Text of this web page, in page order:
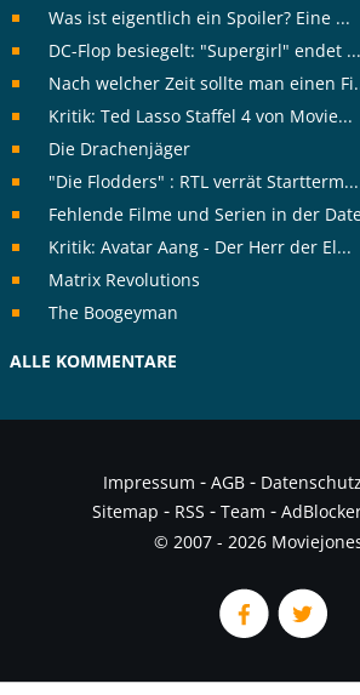
Was ist eigentlich ein Spoiler? Eine ...
DC-Flop besiegelt: "Supergirl" endet ...
Nach welcher Zeit sollte man einen
Kritik: Ted Lasso Staffel 4 von Movie...
Die Drachenjäger
"Die Flodders" : RTL verrät Startterm...
Fehlende Filme und Serien in der
Kritik: Avatar Aang - Der Herr der El...
Matrix Revolutions
The Boogeyman
ALLE KOMMENTARE
Impressum - AGB-
Sitemap - RSS - Team -
© 2007 - 2026